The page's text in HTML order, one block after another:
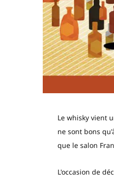
Le whisky vient
ne sont bons
que le salon
L'occasion de